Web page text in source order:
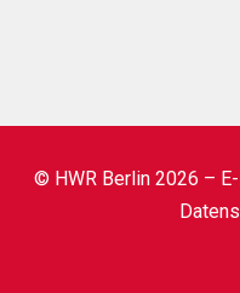
© HWR Berlin 2026 –